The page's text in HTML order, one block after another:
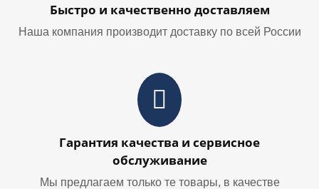
Быстро и качественно доставляем
Наша компания производит доставку по всей России
Гарантия качества и сервисное
обслуживание
Мы предлагаем только те товары, в качестве